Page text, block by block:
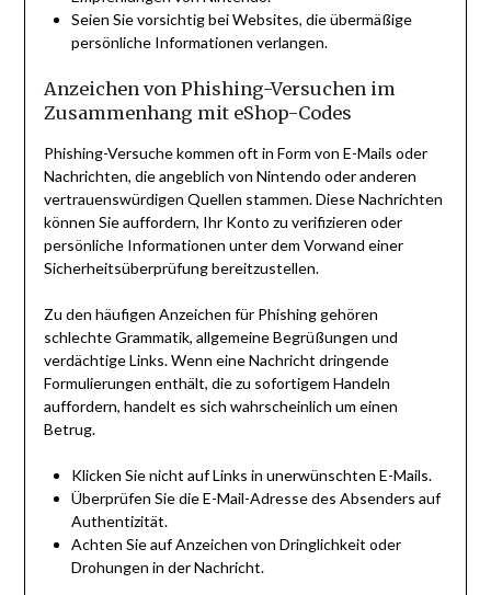
Seien Sie vorsichtig bei Websites, die übermäßige
persönliche Informationen verlangen.
Anzeichen von Phishing-Versuchen im
Zusammenhang mit eShop-Codes
Phishing-Versuche kommen oft in Form von E-Mails oder
Nachrichten, die angeblich von Nintendo oder anderen
vertrauenswürdigen Quellen stammen. Diese Nachrichten
können Sie auffordern, Ihr Konto zu verifizieren oder
persönliche Informationen unter dem Vorwand einer
Sicherheitsüberprüfung bereitzustellen.
Zu den häufigen Anzeichen für Phishing gehören
schlechte Grammatik, allgemeine Begrüßungen und
verdächtige Links. Wenn eine Nachricht dringende
Formulierungen enthält, die zu sofortigem Handeln
auffordern, handelt es sich wahrscheinlich um einen
Betrug.
Klicken Sie nicht auf Links in unerwünschten E-Mails.
Überprüfen Sie die E-Mail-Adresse des Absenders auf
Authentizität.
Achten Sie auf Anzeichen von Dringlichkeit oder
Drohungen in der Nachricht.